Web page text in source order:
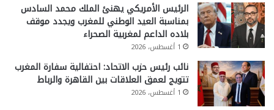
الرئيس الأمريكي يهنئ الملك محمد السادس
بمناسبة العيد الوطني للمغرب ويجدد موقف
بلاده الداعم لمغربية الصحراء
1 أغسطس، 2026
نائب رئيس حزب الاتحاد: احتفالية سفارة المغرب
تتويج لعمق العلاقات بين القاهرة والرباط
1 أغسطس، 2026